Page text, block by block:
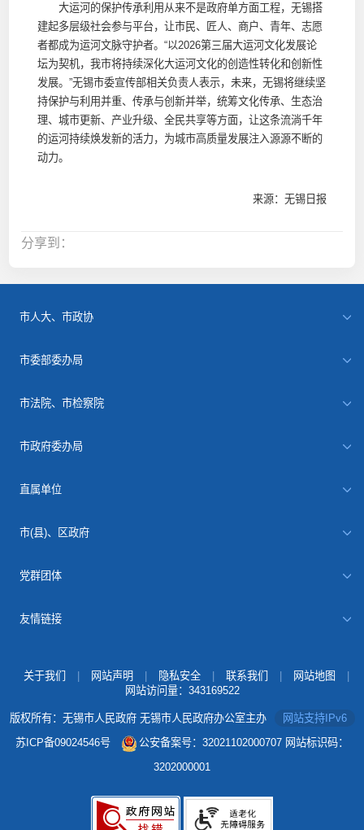
大运河的保护传承利用从来不是政府单方面工程，无锡搭
建起多层级社会参与平台，让市民、匠人、商户、青年、志愿
者都成为运河文脉守护者。“以2026第三届大运河文化发展论
坛为契机，我市将持续深化大运河文化的创造性转化和创新性
发展。”无锡市委宣传部相关负责人表示，未来，无锡将继续坚
持保护与利用并重、传承与创新并举，统筹文化传承、生态治
理、城市更新、产业升级、全民共享等方面，让这条流淌千年
的运河持续焕发新的活力，为城市高质量发展注入源源不断的
动力。
来源：无锡日报
分享到：
市人大、市政协
市委部委办局
市法院、市检察院
市政府委办局
直属单位
市(县)、区政府
党群团体
友情链接
关于我们 网站声明 隐私安全 联系我们 网站地图
网站访问量： 343169522
版权所有：无锡市人民政府 无锡市人民政府办公室主办
网站支持IPv6
苏ICP备09024546号
公安备案号：32021102000707 网站标识码：
3202000001